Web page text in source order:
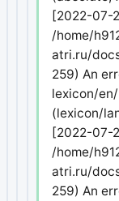
[2022-07-
/home/
atri.ru/
259) An
lexicon/
(lexicon/
[2022-07-
/home/
atri.ru/
259) An